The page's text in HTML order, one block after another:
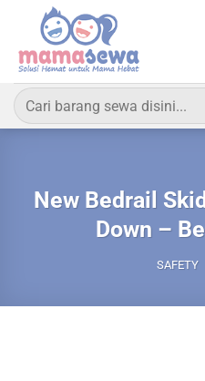
content
Pencarian
untuk:
New Bedrail
Down –
SAFETY